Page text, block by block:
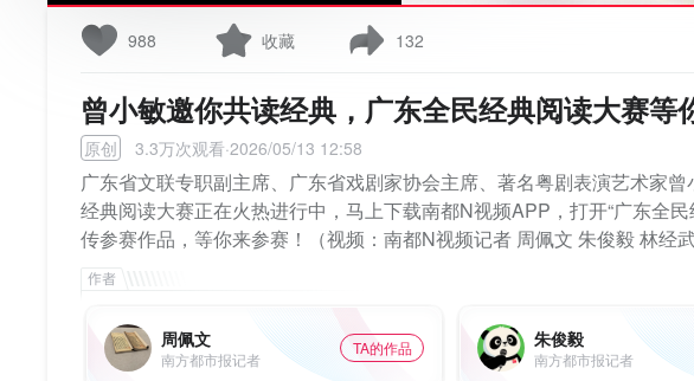
988 收藏 132
曾小敏邀你共读经典，广东全民经典阅读大赛等
原创 3.3万次观看·2026/05/13 12:58
广东省文联专职副主席、广东省戏剧家协会主席、著名粤剧表演艺术家
经典阅读大赛正在火热进行中，马上下载南都N视频APP，打开“广东全
传参赛作品，等你来参赛！（视频：南都N视频记者 周佩文 朱俊毅 林经武
周佩文
南方都市报记者
TA的作品 朱俊毅
南方都市报记者